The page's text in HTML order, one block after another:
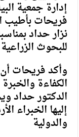
إدارة جمعية
فريحات بأطيب
نزار حداد
للبحوث
وأكد فريحات
الكفاءة
الدكتور حداد
إليها الخبراء
والدولية